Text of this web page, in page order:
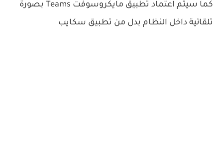
كما سيتم اعتماد تطبيق مايكروسوفت Teams بصورة
تلقائية داخل النظام بدل من تطبيق سكايب